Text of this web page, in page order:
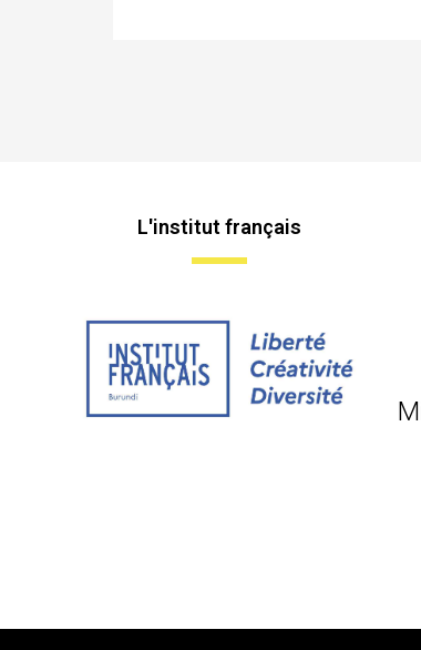
L'institut français